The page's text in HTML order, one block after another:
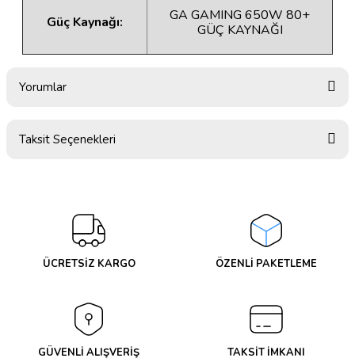
Güç Kaynağı:
GA GAMING 650W 80+
GÜÇ KAYNAĞI
Yorumlar
Taksit Seçenekleri
ÜCRETSİZ KARGO ÖZENLİ PAKETLEME
GÜVENLİ ALIŞVERİŞ TAKSİT İMKANI